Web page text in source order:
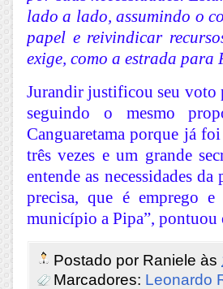
lado a lado, assumindo o
papel e reivindicar
exige, como a estrada para
Jurandir justificou seu voto
seguindo o mesmo
Canguaretama porque já
três vezes e um grande
entende as necessidades
precisa, que é emprego
município a Pipa”, pontuou
Postado por Raniele às
Marcadores: Leonardo